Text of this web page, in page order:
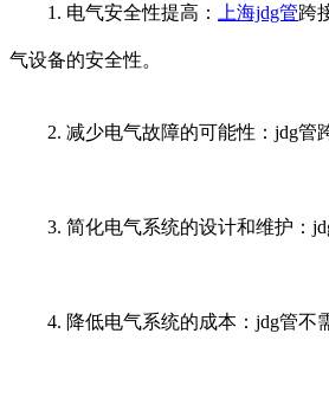
1. 电气安全性提高：
上海jdg管跨
气设备的安全性。
2. 减少电气故障的可能性：jdg管跨
3. 简化电气系统的设计和维护：jdg
4. 降低电气系统的成本：jdg管不需